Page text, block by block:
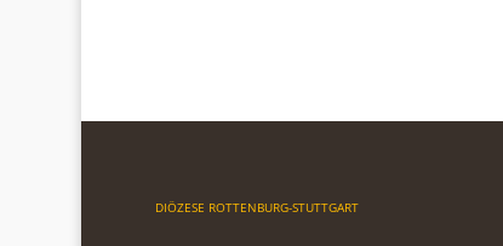
DIÖZESE ROTTENBURG-STUTTGART